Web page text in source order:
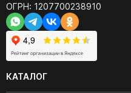
ОГРН: 1207700238910
КАТАЛОГ